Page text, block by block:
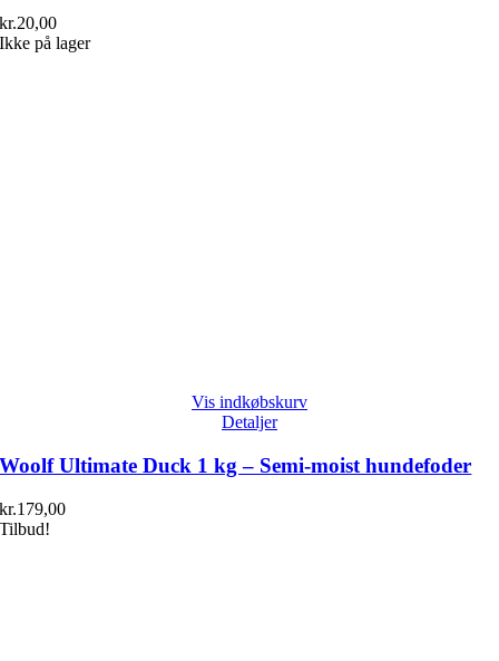
kr.20,00
Ikke på lager
Vis indkøbskurv
Detaljer
Woolf Ultimate Duck 1 kg – Semi-moist hundefoder
kr.179,00
Tilbud!